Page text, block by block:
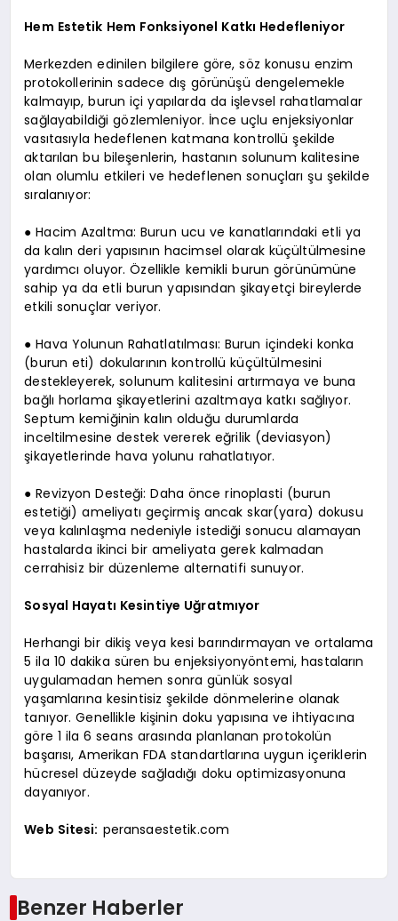
Hem Estetik Hem Fonksiyonel Katkı Hedefleniyor
Merkezden edinilen bilgilere göre, söz konusu enzim
protokollerinin sadece dış görünüşü dengelemekle
kalmayıp, burun içi yapılarda da işlevsel rahatlamalar
sağlayabildiği gözlemleniyor. İnce uçlu enjeksiyonlar
vasıtasıyla hedeflenen katmana kontrollü şekilde
aktarılan bu bileşenlerin, hastanın solunum kalitesine
olan olumlu etkileri ve hedeflenen sonuçları şu şekilde
sıralanıyor:
● Hacim Azaltma: Burun ucu ve kanatlarındaki etli ya
da kalın deri yapısının hacimsel olarak küçültülmesine
yardımcı oluyor. Özellikle kemikli burun görünümüne
sahip ya da etli burun yapısından şikayetçi bireylerde
etkili sonuçlar veriyor.
● Hava Yolunun Rahatlatılması: Burun içindeki konka
(burun eti) dokularının kontrollü küçültülmesini
destekleyerek, solunum kalitesini artırmaya ve buna
bağlı horlama şikayetlerini azaltmaya katkı sağlıyor.
Septum kemiğinin kalın olduğu durumlarda
inceltilmesine destek vererek eğrilik (deviasyon)
şikayetlerinde hava yolunu rahatlatıyor.
● Revizyon Desteği: Daha önce rinoplasti (burun
estetiği) ameliyatı geçirmiş ancak skar(yara) dokusu
veya kalınlaşma nedeniyle istediği sonucu alamayan
hastalarda ikinci bir ameliyata gerek kalmadan
cerrahisiz bir düzenleme alternatifi sunuyor.
Sosyal Hayatı Kesintiye Uğratmıyor
Herhangi bir dikiş veya kesi barındırmayan ve ortalama
5 ila 10 dakika süren bu enjeksiyonyöntemi, hastaların
uygulamadan hemen sonra günlük sosyal
yaşamlarına kesintisiz şekilde dönmelerine olanak
tanıyor. Genellikle kişinin doku yapısına ve ihtiyacına
göre 1 ila 6 seans arasında planlanan protokolün
başarısı, Amerikan FDA standartlarına uygun içeriklerin
hücresel düzeyde sağladığı doku optimizasyonuna
dayanıyor.
Web Sitesi: peransaestetik.com
Benzer Haberler